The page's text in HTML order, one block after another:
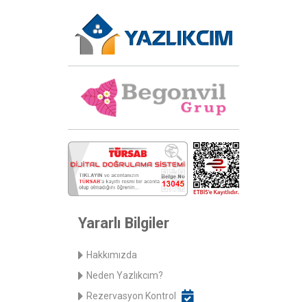
Yararlı Bilgiler
Hakkımızda
Neden Yazlıkcım?
Rezervasyon Kontrol